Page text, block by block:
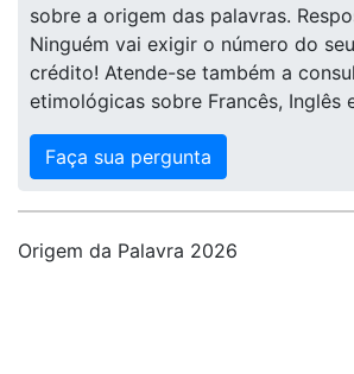
sobre a origem das palavras.
Ninguém vai exigir o número do
crédito! Atende-se também a
etimológicas sobre Francês, Inglês
Faça sua pergunta
Origem da Palavra 2026